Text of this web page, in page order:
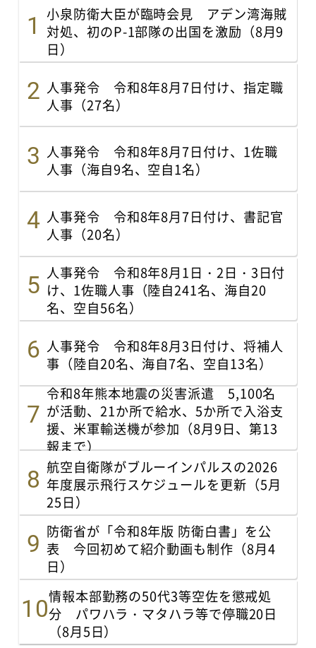
小泉防衛大臣が臨時会見 アデン湾海賊
対処、初のP-1部隊の出国を激励（8月9
日）
人事発令 令和8年8月7日付け、指定職
人事（27名）
人事発令 令和8年8月7日付け、1佐職
人事（海自9名、空自1名）
人事発令 令和8年8月7日付け、書記官
人事（20名）
人事発令 令和8年8月1日・2日・3日付
け、1佐職人事（陸自241名、海自20
名、空自56名）
人事発令 令和8年8月3日付け、将補人
事（陸自20名、海自7名、空自13名）
令和8年熊本地震の災害派遣 5,100名
が活動、21か所で給水、5か所で入浴支
援、米軍輸送機が参加（8月9日、第13
報まで）
航空自衛隊がブルーインパルスの2026
年度展示飛行スケジュールを更新（5月
25日）
防衛省が「令和8年版 防衛白書」を公
表 今回初めて紹介動画も制作（8月4
日）
情報本部勤務の50代3等空佐を懲戒処
分 パワハラ・マタハラ等で停職20日
（8月5日）